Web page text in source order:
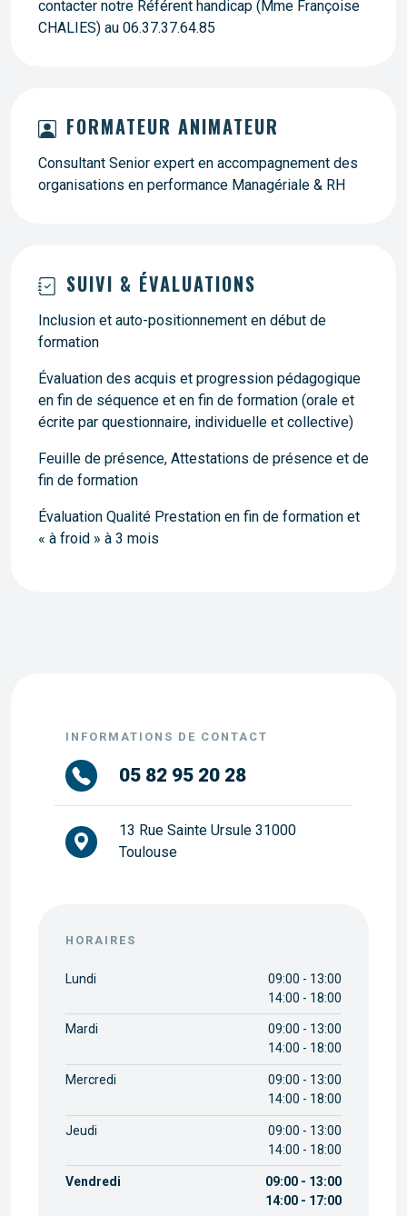
contacter notre Référent handicap (Mme Françoise
CHALIES) au 06.37.37.64.85
FORMATEUR ANIMATEUR
Consultant Senior expert en accompagnement des
organisations en performance Managériale & RH
SUIVI & ÉVALUATIONS
Inclusion et auto-positionnement en début de
formation
Évaluation des acquis et progression pédagogique
en fin de séquence et en fin de formation (orale et
écrite par questionnaire, individuelle et collective)
Feuille de présence, Attestations de présence et de
fin de formation
Évaluation Qualité Prestation en fin de formation et
« à froid » à 3 mois
INFORMATIONS DE CONTACT
05 82 95 20 28
13 Rue Sainte Ursule 31000
Toulouse
HORAIRES
Lundi
09:00 - 13:00
14:00 - 18:00
Mardi
09:00 - 13:00
14:00 - 18:00
Mercredi
09:00 - 13:00
14:00 - 18:00
Jeudi
09:00 - 13:00
14:00 - 18:00
Vendredi
09:00 - 13:00
14:00 - 17:00